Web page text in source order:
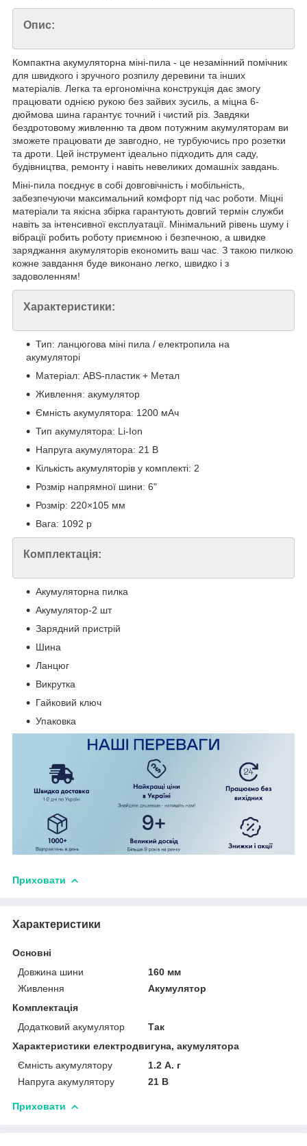
Опис:
Компактна акумуляторна міні-пила - це незамінний помічник
для швидкого і зручного розпилу деревини та інших
матеріалів. Легка та ергономічна конструкція дає змогу
працювати однією рукою без зайвих зусиль, а міцна 6-
дюймова шина гарантує точний і чистий різ. Завдяки
бездротовому живленню та двом потужним акумуляторам ви
зможете працювати де завгодно, не турбуючись про розетки
та дроти. Цей інструмент ідеально підходить для саду,
будівництва, ремонту і навіть невеликих домашніх завдань.
Міні-пила поєднує в собі довговічність і мобільність,
забезпечуючи максимальний комфорт під час роботи. Міцні
матеріали та якісна збірка гарантують довгий термін служби
навіть за інтенсивної експлуатації. Мінімальний рівень шуму і
вібрації робить роботу приємною і безпечною, а швидке
заряджання акумуляторів економить ваш час. З такою пилкою
кожне завдання буде виконано легко, швидко і з
задоволенням!
Характеристики:
Тип: ланцюгова міні пила / електропила на
акумуляторі
Матеріал: ABS-пластик + Метал
Живлення: акумулятор
Ємність акумулятора: 1200 мАч
Тип акумулятора: Li-Ion
Напруга акумулятора: 21 В
Кількість акумуляторів у комплекті: 2
Розмір напрямної шини: 6"
Розмір: 220×105 мм
Вага: 1092 р
Комплектація:
Акумуляторна пилка
Акумулятор-2 шт
Зарядний пристрій
Шина
Ланцюг
Викрутка
Гайковий ключ
Упаковка
Приховати
Характеристики
Основні
Довжина шини
160 мм
Живлення
Акумулятор
Комплектація
Додатковий акумулятор
Так
Характеристики електродвигуна, акумулятора
Ємність акумулятору
1.2 А. г
Напруга акумулятору
21 В
Приховати